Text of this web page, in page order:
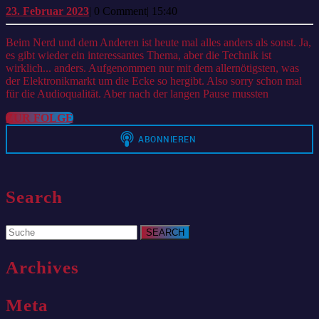
23. Februar 202323.
Februar
2023
| 0 Comment| 15:40
Beim Nerd und dem Anderen ist heute mal alles anders als sonst. Ja,
es gibt wieder ein interessantes Thema, aber die Technik ist
wirklich... anders. Aufgenommen nur mit dem allernötigsten, was
der Elektronikmarkt um die Ecke so hergibt. Also sorry schon mal
für die Audioqualität. Aber nach der langen Pause mussten
ZUR FOLGEZUR
FOLGE
Search
Search
for:
Archives
Meta